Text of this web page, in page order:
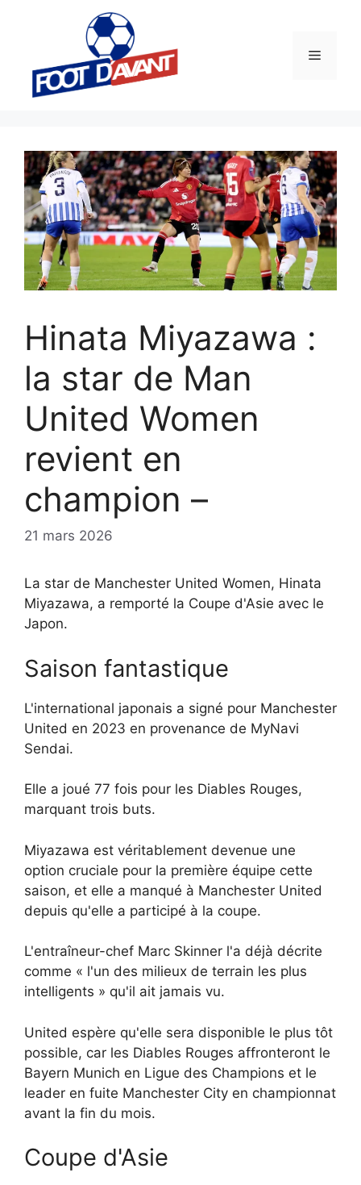
Menu
Hinata Miyazawa :
la star de Man
United Women
revient en
champion –
21 mars 2026
La star de Manchester United Women, Hinata
Miyazawa, a remporté la Coupe d'Asie avec le
Japon.
Saison fantastique
L'international japonais a signé pour Manchester
United en 2023 en provenance de MyNavi
Sendai.
Elle a joué 77 fois pour les Diables Rouges,
marquant trois buts.
Miyazawa est véritablement devenue une
option cruciale pour la première équipe cette
saison, et elle a manqué à Manchester United
depuis qu'elle a participé à la coupe.
L'entraîneur-chef Marc Skinner l'a déjà décrite
comme « l'un des milieux de terrain les plus
intelligents » qu'il ait jamais vu.
United espère qu'elle sera disponible le plus tôt
possible, car les Diables Rouges affronteront le
Bayern Munich en Ligue des Champions et le
leader en fuite Manchester City en championnat
avant la fin du mois.
Coupe d'Asie